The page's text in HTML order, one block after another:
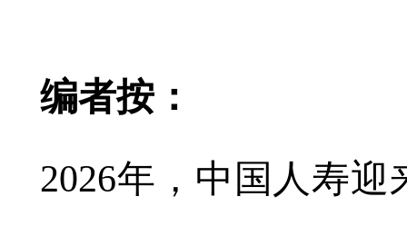
编者按：
2026年，中国人寿